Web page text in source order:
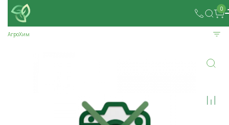
0
АгроХим